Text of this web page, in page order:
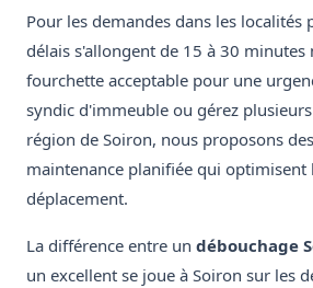
Pour les demandes dans les localités
délais s'allongent de 15 à 30 minutes
fourchette acceptable pour une
syndic d'immeuble ou gérez
région de Soiron, nous proposons
maintenance planifiée qui optimisent
déplacement.
La différence entre un débouchage
un excellent se joue à Soiron sur les